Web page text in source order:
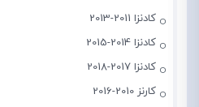
کادنزا 2011-2013
کادنزا 2014-2015
کادنزا 2017-2018
کارنز 2010-2016